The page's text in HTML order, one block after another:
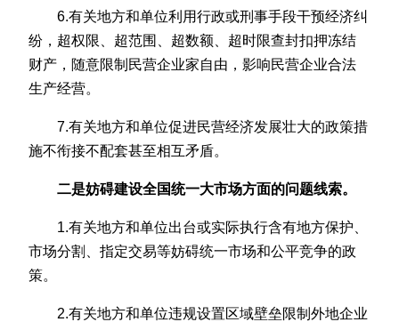
6.有关地方和单位利用行政或刑事手段干预经济纠
纷，超权限、超范围、超数额、超时限查封扣押冻结
财产，随意限制民营企业家自由，影响民营企业合法
生产经营。
7.有关地方和单位促进民营经济发展壮大的政策措
施不衔接不配套甚至相互矛盾。
二是妨碍建设全国统一大市场方面的问题线索。
1.有关地方和单位出台或实际执行含有地方保护、
市场分割、指定交易等妨碍统一市场和公平竞争的政
策。
2.有关地方和单位违规设置区域壁垒限制外地企业